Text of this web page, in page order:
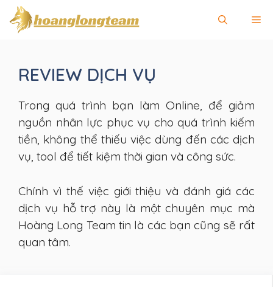
Chuyển
đến
REVIEW DỊCH VỤ
Trong quá trình bạn làm Online, để giảm
nguồn nhân lực phục vụ cho quá trình kiếm
tiền, không thể thiếu việc dùng đến các dịch
vụ, tool để tiết kiệm thời gian và công sức.
Chính vì thế việc giới thiệu và đánh giá các
dịch vụ hỗ trợ này là một chuyên mục mà
Hoàng Long Team tin là các bạn cũng sẽ rất
quan tâm.